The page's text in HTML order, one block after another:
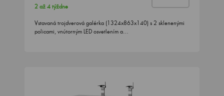
2 až 4 týždne
Vstavaná trojdverová galérka (1324x863x140) s 2 sklenenými
policami, vnútorným LED osvetlením a…